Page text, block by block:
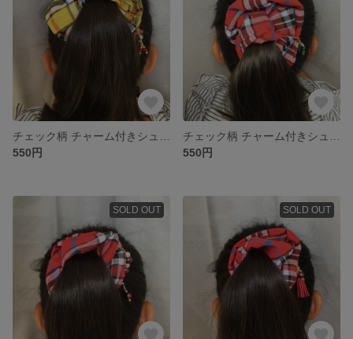
550円
550円
SOLD OUT SOLD OUT